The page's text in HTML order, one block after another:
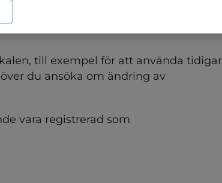
eller ansökan till
till exempel för att använda
du ansöka om ändring av
vara registrerad som